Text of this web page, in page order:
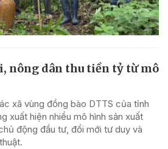
nông dân thu tiền tỷ từ mô
xã vùng đồng bào DTTS của tỉnh
xuất hiện nhiều mô hình sản xuất
động đầu tư, đổi mới tư duy và